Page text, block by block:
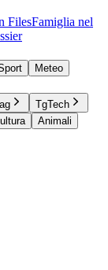
FilesFamiglia nel
Meteo
TgTech
Animali